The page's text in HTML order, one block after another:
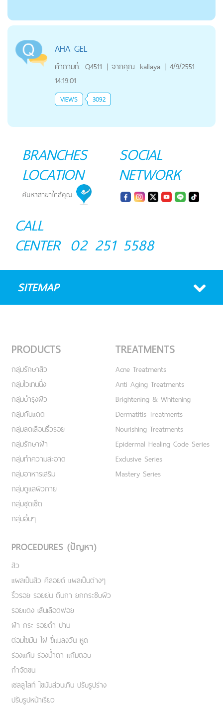
AHA GEL
คำถามที่: Q4511 | จากคุณ kallaya | 4/9/2551
14:19:01
VIEWS 3092
BRANCHES
LOCATION
SOCIAL
NETWORK
CALL
CENTER 02 251 5588
SITEMAP
PRODUCTS
กลุ่มรักษาสิว
กลุ่มไวเทนนิ่ง
กลุ่มบำรุงผิว
กลุ่มกันแดด
กลุ่มลดเลือนริ้วรอย
กลุ่มรักษาฝ้า
กลุ่มทำความสะอาด
กลุ่มอาหารเสริม
กลุ่มดูแลผิวกาย
กลุ่มชุดเซ็ต
กลุ่มอื่นๆ
TREATMENTS
Acne Treatments
Anti Aging Treatments
Brightening & Whitening
Dermatitis Treatments
Nourishing Treatments
Epidermal Healing Code Series
Exclusive Series
Mastery Series
PROCEDURES (ปัญหา)
สิว
แผลเป็นสิว คีลอยด์ แผลเป็นต่างๆ
ริ้วรอย รอยย่น ตีนกา ยกกระชับผิว
รอยแดง เส้นเลือดฟอย
ฝ้า กระ รอยดำ ปาน
ต่อมไขมัน ไฝ ขี้แมลงวัน หูด
ร่องแก้ม ร่องน้ำตา แก้มตอบ
กำจัดขน
เชลลูไลท์ ไขมันส่วนเกิน ปรับรูปร่าง
ปรับรูปหน้าเรียว